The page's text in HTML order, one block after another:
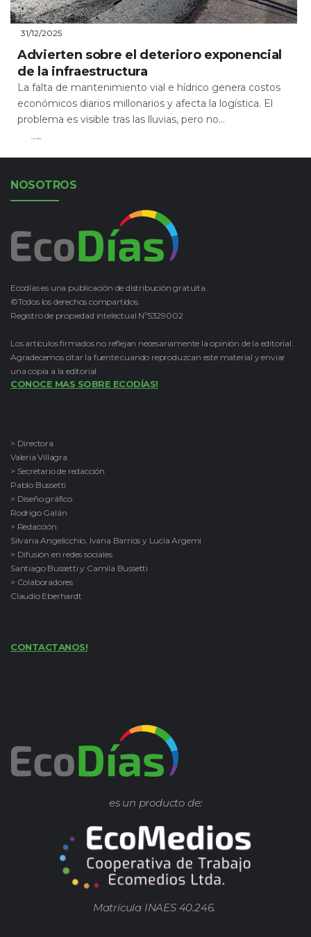
31/12/2025
Advierten sobre el deterioro exponencial
de la infraestructura
La falta de mantenimiento vial e hídrico genera costos
económicos diarios millonarios y afecta la logística. El
problema es visible tras las lluvias, pero no...
Leer Más
NOSOTROS
Ecodías es una publicación de distribución gratuita.
©Todos los derechos compartidos.
Registro de propiedad intelectual Nº5329002
Los artículos firmados no reflejan necesariamente la opinión de la editorial.
Agradecemos citar la fuente cuando reproduzcan este material y enviar
una copia a la editorial.
CONOCE MAS SOBRE ECODÍAS!
> Directora
Valeria Villagra
> Secretario de redacción
Pablo Bussetti
> Diseño gráfico
Rodrigo Galán
> Redacción
Silvana Angelicchio, Ivana Barrios y Lucía Argemi
> Difusión en redes sociales
Santiago Bussetti y Camila Bussetti
> Colaboradores
Claudio Eberhardt
CONTACTANOS!
es un producto de:
Matrícula INAES 40.246.